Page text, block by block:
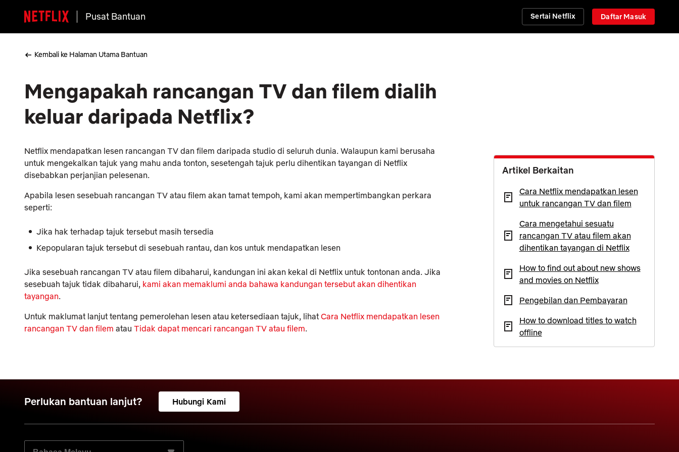
Pusat Bantuan Sertai Netflix Daftar Masuk
Kembali ke Halaman Utama Bantuan
Mengapakah rancangan TV dan filem dialih
keluar daripada Netflix?
Netflix mendapatkan lesen rancangan TV dan filem daripada studio di seluruh dunia. Walaupun kami berusaha
untuk mengekalkan tajuk yang mahu anda tonton, sesetengah tajuk perlu dihentikan tayangan di Netflix
disebabkan perjanjian pelesenan.
Apabila lesen sesebuah rancangan TV atau filem akan tamat tempoh, kami akan mempertimbangkan perkara
seperti:
Jika hak terhadap tajuk tersebut masih tersedia
Kepopularan tajuk tersebut di sesebuah rantau, dan kos untuk mendapatkan lesen
Jika sesebuah rancangan TV atau filem dibaharui, kandungan ini akan kekal di Netflix untuk tontonan anda. Jika
sesebuah tajuk tidak dibaharui, kami akan memaklumi anda bahawa kandungan tersebut akan dihentikan
tayangan.
Untuk maklumat lanjut tentang pemerolehan lesen atau ketersediaan tajuk, lihat Cara Netflix mendapatkan lesen
rancangan TV dan filem atau Tidak dapat mencari rancangan TV atau filem.
Artikel Berkaitan
Cara Netflix mendapatkan lesen
untuk rancangan TV dan filem
Cara mengetahui sesuatu
rancangan TV atau filem akan
dihentikan tayangan di Netflix
How to find out about new shows
and movies on Netflix
Pengebilan dan Pembayaran
How to download titles to watch
offline
Perlukan bantuan lanjut? Hubungi Kami
PILIH BAHASA PILIHAN ANDA: